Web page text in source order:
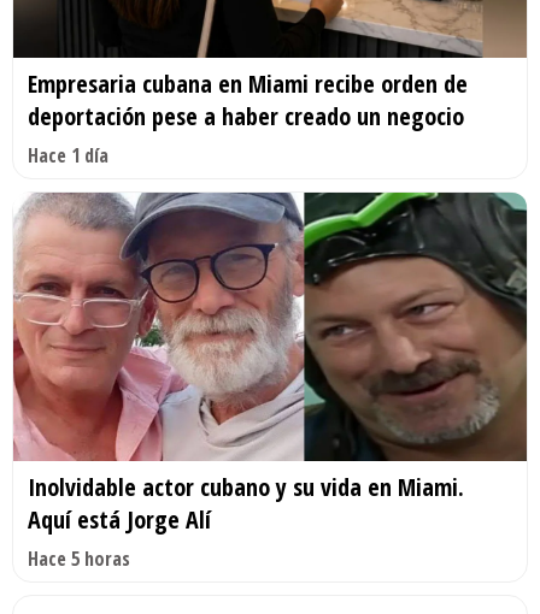
Empresaria cubana en Miami recibe orden de
deportación pese a haber creado un negocio
Hace 1 día
Inolvidable actor cubano y su vida en Miami.
Aquí está Jorge Alí
Hace 5 horas